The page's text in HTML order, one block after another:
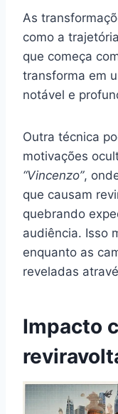
As
como a
que começa
transforma em
notável e
Outra técnica
motivações
“Vincenzo”,
que causam
quebrando
audiência. Isso
enquanto as
reveladas
Impacto